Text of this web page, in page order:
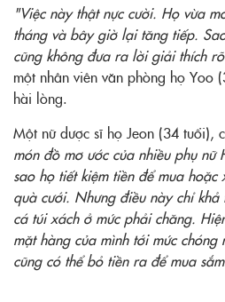
"Việc này thật nực cười. Họ vừa
tháng và bây giờ lại tăng tiếp.
cũng không đưa ra lời giải thích
một nhân viên văn phòng họ Yoo
hài lòng.
Một nữ dược sĩ họ Jeon (34 tuổi),
món đồ mơ ước của nhiều phụ
sao họ tiết kiệm tiền để mua hoặc
quà cưới. Nhưng điều này chỉ
cá túi xách ở mức phải chăng.
mặt hàng của mình tới mức
cũng có thể bỏ tiền ra để mua